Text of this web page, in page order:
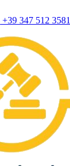
+39 347 512 3581